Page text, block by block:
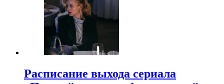
Расписание выхода сериала